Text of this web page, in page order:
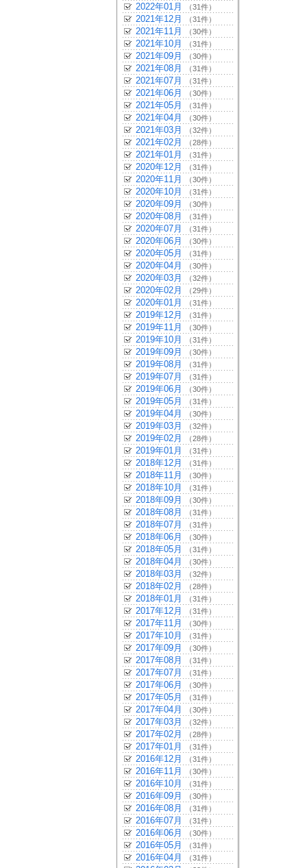
2022年01月 （31件）
2021年12月 （31件）
2021年11月 （30件）
2021年10月 （31件）
2021年09月 （30件）
2021年08月 （31件）
2021年07月 （31件）
2021年06月 （30件）
2021年05月 （31件）
2021年04月 （30件）
2021年03月 （32件）
2021年02月 （28件）
2021年01月 （31件）
2020年12月 （31件）
2020年11月 （30件）
2020年10月 （31件）
2020年09月 （30件）
2020年08月 （31件）
2020年07月 （31件）
2020年06月 （30件）
2020年05月 （31件）
2020年04月 （30件）
2020年03月 （32件）
2020年02月 （29件）
2020年01月 （31件）
2019年12月 （31件）
2019年11月 （30件）
2019年10月 （31件）
2019年09月 （30件）
2019年08月 （31件）
2019年07月 （31件）
2019年06月 （30件）
2019年05月 （31件）
2019年04月 （30件）
2019年03月 （32件）
2019年02月 （28件）
2019年01月 （31件）
2018年12月 （31件）
2018年11月 （30件）
2018年10月 （31件）
2018年09月 （30件）
2018年08月 （31件）
2018年07月 （31件）
2018年06月 （30件）
2018年05月 （31件）
2018年04月 （30件）
2018年03月 （32件）
2018年02月 （28件）
2018年01月 （31件）
2017年12月 （31件）
2017年11月 （30件）
2017年10月 （31件）
2017年09月 （30件）
2017年08月 （31件）
2017年07月 （31件）
2017年06月 （30件）
2017年05月 （31件）
2017年04月 （30件）
2017年03月 （32件）
2017年02月 （28件）
2017年01月 （31件）
2016年12月 （31件）
2016年11月 （30件）
2016年10月 （31件）
2016年09月 （30件）
2016年08月 （31件）
2016年07月 （31件）
2016年06月 （30件）
2016年05月 （31件）
2016年04月 （31件）